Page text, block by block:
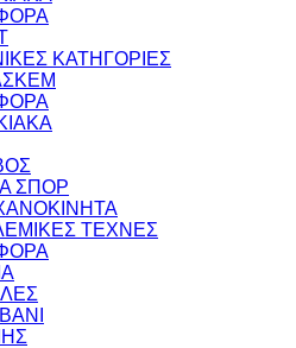
ΚΑΤΗΓΟΡΙΕΣ
ΣΠΟΡ
ΤΕΧΝΕΣ